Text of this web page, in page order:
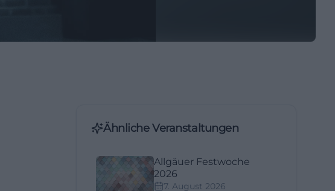
Ähnliche Veranstaltungen
Allgäuer Festwoche
2026
7. August 2026